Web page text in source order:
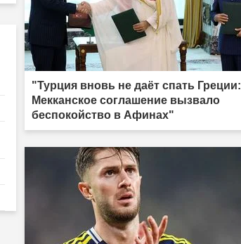
"Турция вновь не даёт спать Греции:
Мекканское соглашение вызвало
беспокойство в Афинах"